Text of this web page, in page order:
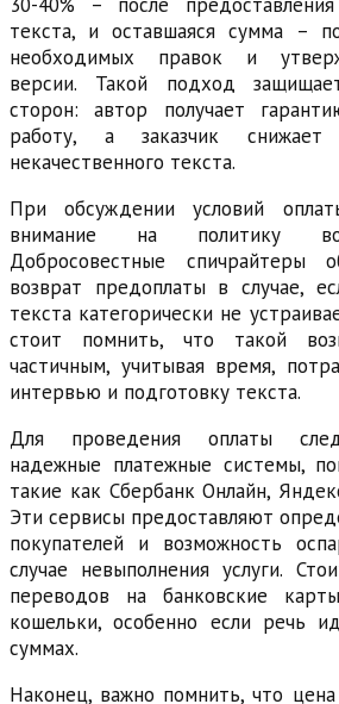
текста, и оставшаяся сумма –
необходимых правок и
версии. Такой подход
сторон: автор получает
работу, а заказчик снижает
некачественного текста.
При обсуждении условий
внимание на политику
Добросовестные спичрайтеры
возврат предоплаты в случае,
текста категорически не
стоит помнить, что такой
частичным, учитывая время,
интервью и подготовку текста.
Для проведения оплаты
надежные платежные системы,
такие как Сбербанк Онлайн,
Эти сервисы предоставляют
покупателей и возможность
случае невыполнения услуги.
переводов на банковские
кошельки, особенно если речь
суммах.
Наконец, важно помнить, что